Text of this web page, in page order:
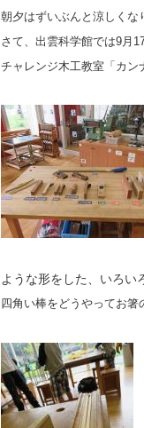
朝夕はずいぶんと涼しくな
さて、出雲科学館では9月
チャレンジ木工教室「カン
ような形をした、いろい
四角い棒をどうやってお箸